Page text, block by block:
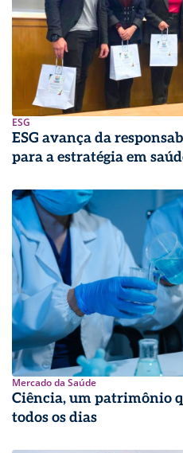
ESG
ESG avança da
para a estratégia em
Mercado da Saúde
Ciência, um patrimônio
todos os dias